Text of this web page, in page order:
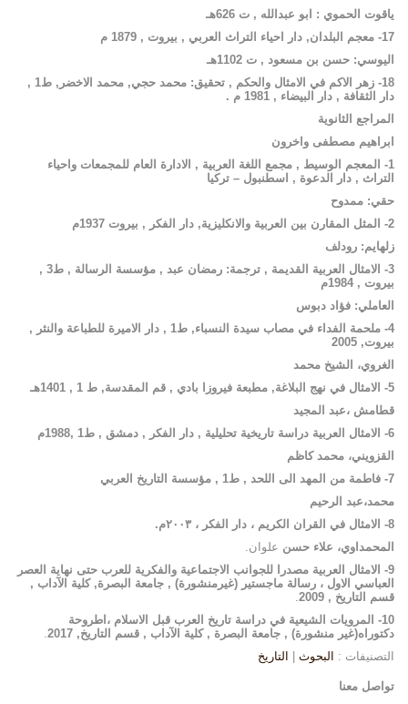
ياقوت الحموي : ابو عبدالله , ت
هـ
17- معجم البلدان, دار احياء التراث العربي , بيروت , 1879
م
اليوسي: حسن بن مسعود , ت
هـ
18- زهر الاكم في الامثال والحكم , تحقيق: محمد حجي, محمد الاخضر , ط1 ,
دار
الثقافة , دار البيضاء , 1981 م .
المراجع الثانوية
ابراهيم مصطفى واخرون
1-
المعجم الوسيط , مجمع اللغة العربية , الادارة العام للمجمعات واحياء
التراث , دار الدعوة , اسطنبول – تركيا
حقي: ممدوح
2-
المثل المقارن بين العربية والانكليزية, دار الفكر , بيروت
م
زلهايم: رودلف
3-
الامثال العربية القديمة , ترجمة: رمضان عبد , مؤسسة الرسالة , ط3 ,
بيروت , 1984
م
العاملي: فؤاد دبوس
4- ملحمة الفداء في مصاب سيدة النسباء, ط1 , دار الاميرة للطباعة والنثر ,
بيروت, 2005
الغروي، الشيخ محمد
5-
الامثال في نهج البلاغة, مطبعة فيروزا بادي , قم المقدسة, ط
هـ
قطامش ،عبد المجيد
6-
الامثال العربية دراسة تاريخية تحليلية , دار الفكر , دمشق , ط1 ,1988
م
القزويني، محمد كاظم
7- فاطمة من المهد الى اللحد , ط1 , مؤسسة التاريخ العربي
محمد،عبد الرحيم
8-
الامثال في القران الكريم ، دار الفكر ، ٢٠٠٣م.
المحمداوي، علاء حسن علوان.
9-
الامثال العربية مصدرا للجوانب الاجتماعية والفكرية للعرب حتى نهاية العصر
العباسي الاول ، رسالة ماجستير (غير منشورة)
, جامعة البصرة,كلية الآداب ,
قسم التاريخ , 2009
.
10-
المرويات الشيعية في دراسة تاريخ العرب قبل الاسلام ، اطروحة
دكتوراه(غير منشورة) , جامعة البصرة ,كلية الآداب , قسم التاريخ, 2017
.
التصنيفات : البحوث التاريخ
تواصل معنا